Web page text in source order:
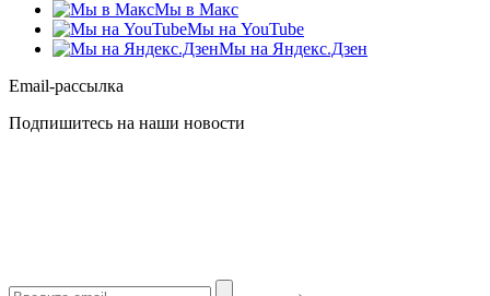
Мы в Макс
Мы на YouTube
Мы на Яндекс.Дзен
Email-рассылка
Подпишитесь на наши новости